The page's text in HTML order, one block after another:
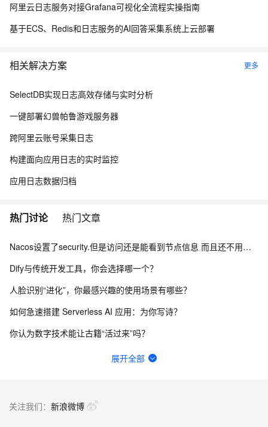
阿里云日志服务对接Grafana可视化全流程实操指南
基于ECS、Redis和日志服务的AI回答采集系统上云部署
相关解决方案 更多
SelectDB实现日志高效存储与实时分析
一键部署幻兽帕鲁游戏服务器
跨阿里云账号采集日志
构建面向应用日志的实时监控
应用日志数据归档
热门讨论 热门文章
Nacos设置了security.但是访问还是能看到节点信息 而且还不用验证身份怎么办？
Dify与传统开发工具，你会选择哪一个？
人脸识别“进化”，你最感兴趣的使用场景有哪些？
如何急速搭建 Serverless AI 应用：为你写诗？
你认为数字技术能让古籍“活过来”吗？
一键生成讲解视频，AI的理解和生成能力到底有多强？
请问主域名备案了，子域名还要备案吗？
展开全部
关注我们： 新浪微博